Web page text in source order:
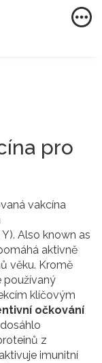
pro
vakcína
. Also known as
aktivně
věku. Kromě
používaný
klíčovým
očkování
z
imunitní